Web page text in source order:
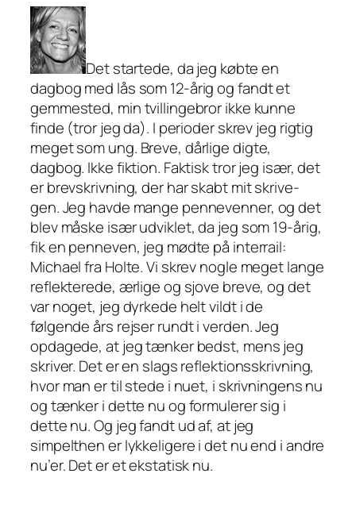
Det startede, da jeg købte en
dagbog med lås som 12-årig og fandt et
gemmested, min tvillingebror ikke kunne
finde (tror jeg da). I perioder skrev jeg rigtig
meget som ung. Breve, dårlige digte,
dagbog. Ikke fiktion. Faktisk tror jeg især, det
er brevskrivning, der har skabt mit skrive-
gen. Jeg havde mange pennevenner, og det
blev måske især udviklet, da jeg som 19-årig,
fik en penneven, jeg mødte på interrail:
Michael fra Holte. Vi skrev nogle meget lange
reflekterede, ærlige og sjove breve, og det
var noget, jeg dyrkede helt vildt i de
følgende års rejser rundt i verden. Jeg
opdagede, at jeg tænker bedst, mens jeg
skriver. Det er en slags reflektionsskrivning,
hvor man er til stede i nuet, i skrivningens nu
og tænker i dette nu og formulerer sig i
dette nu. Og jeg fandt ud af, at jeg
simpelthen er lykkeligere i det nu end i andre
nu’er. Det er et ekstatisk nu.